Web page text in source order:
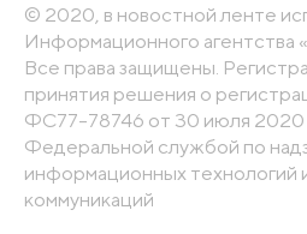
© 2020, в новостной ленте
Информационного агентства
Все права защищены.
принятия решения о
ФС77-78746 от 30 июля 2020
Федеральной службой по
информационных технологий
коммуникаций